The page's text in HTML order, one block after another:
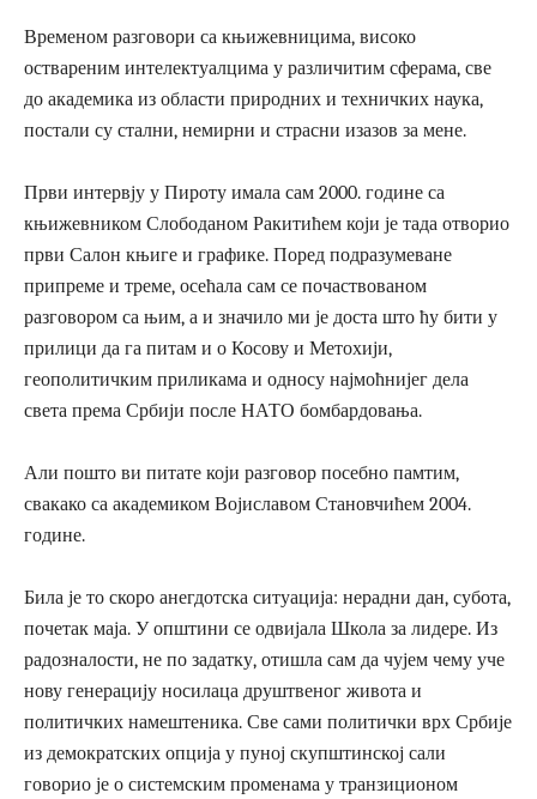
Временом разговори са књижевницима, високо
оствареним интелектуалцима у различитим сферама, све
до академика из области природних и техничких наука,
постали су стални, немирни и страсни изазов за мене.
Први интервју у Пироту имала сам 2000. године са
књижевником Слободаном Ракитићем који је тада отворио
први Салон књиге и графике. Поред подразумеване
припреме и треме, осећала сам се почаствованом
разговором са њим, а и значило ми је доста што ћу бити у
прилици да га питам и о Косову и Метохији,
геополитичким приликама и односу најмоћнијег дела
света према Србији после НАТО бомбардовања.
Али пошто ви питате који разговор посебно памтим,
свакако са академиком Војиславом Становчићем 2004.
године.
Била је то скоро анегдотска ситуација: нерадни дан, субота,
почетак маја. У општини се одвијала Школа за лидере. Из
радозналости, не по задатку, отишла сам да чујем чему уче
нову генерацију носилаца друштвеног живота и
политичких намештеника. Све сами политички врх Србије
из демократских опција у пуној скупштинској сали
говорио је о системским променама у транзиционом